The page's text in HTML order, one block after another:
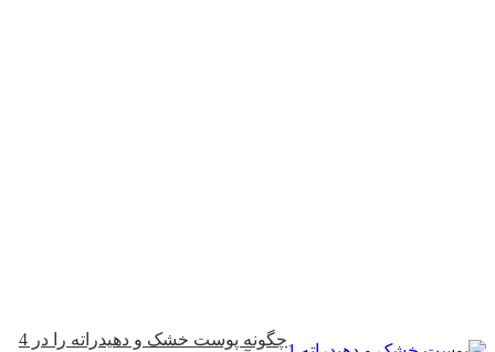
چگونه پوست خشک و دهیدراته را در 4